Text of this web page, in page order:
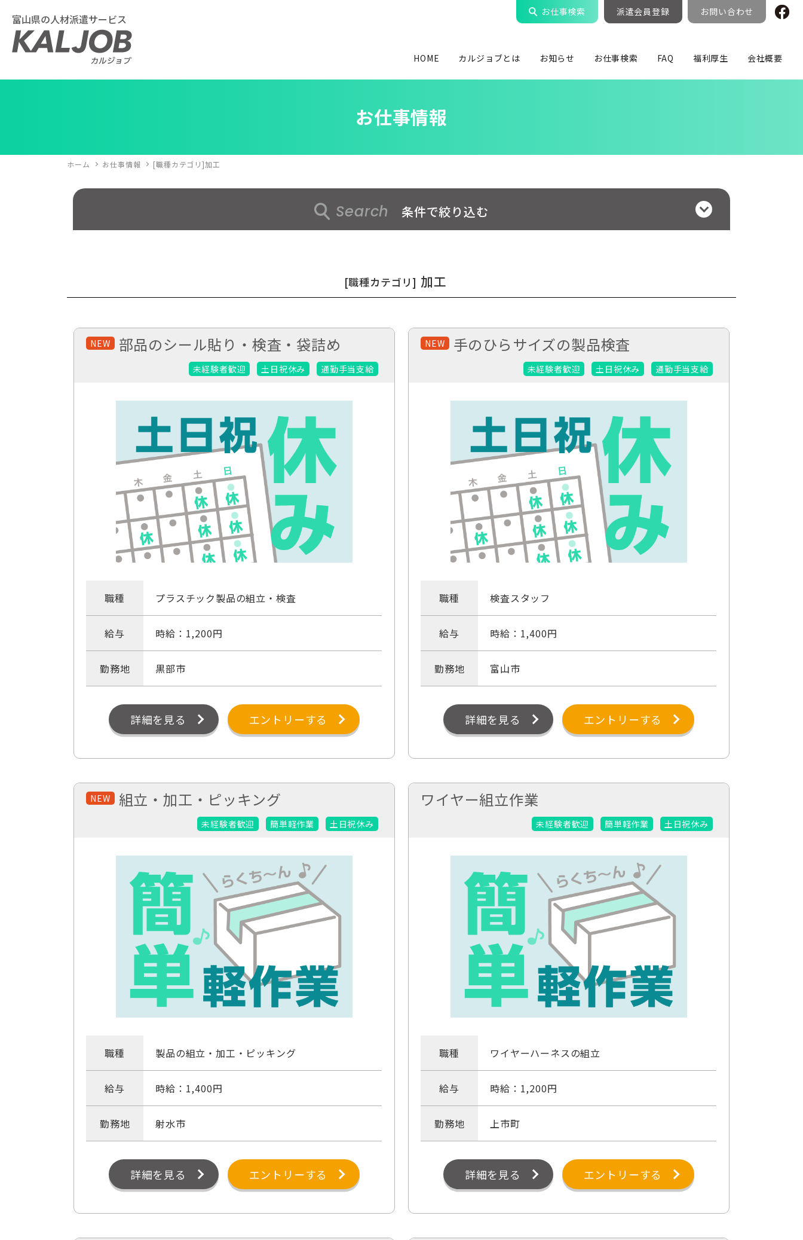
富山県の人材派遣サービス
HOME カルジョブとは お知らせ お仕事検索 FAQ 福利厚生 会社概要
お仕事検索 派遣会員登録 お問い合わせ
お仕事情報
ホーム お仕事情報 [職種カテゴリ]加工
Search 条件で絞り込む
[職種カテゴリ] 加工
NEW 部品のシール貼り・検査・袋詰め
未経験者歓迎 土日祝休み 通勤手当支給
職種 プラスチック製品の組立・検査
給与 時給：1,200円
勤務地 黒部市
詳細を見る エントリーする
NEW 手のひらサイズの製品検査
未経験者歓迎 土日祝休み 通勤手当支給
職種 検査スタッフ
給与 時給：1,400円
勤務地 富山市
詳細を見る エントリーする
NEW 組立・加工・ピッキング
未経験者歓迎 簡単軽作業 土日祝休み
職種 製品の組立・加工・ピッキング
給与 時給：1,400円
勤務地 射水市
詳細を見る エントリーする
ワイヤー組立作業
未経験者歓迎 簡単軽作業 土日祝休み
職種 ワイヤーハーネスの組立
給与 時給：1,200円
勤務地 上市町
詳細を見る エントリーする